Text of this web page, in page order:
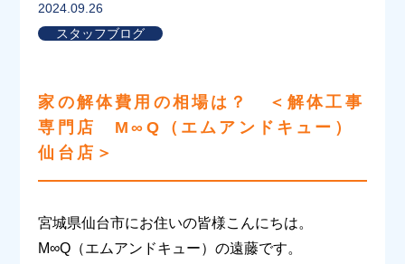
2024.09.26
スタッフブログ
家の解体費用の相場は？ ＜解体工事
専門店 M∞Q（エムアンドキュー）
仙台店＞
宮城県仙台市にお住いの皆様こんにちは。
M∞Q （エムアンドキュー）の遠藤です。